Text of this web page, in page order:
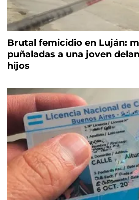
Brutal femicidio en Luján:
puñaladas a una joven
hijos